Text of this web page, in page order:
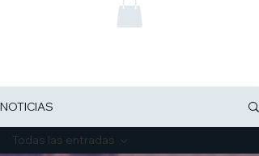
NOTICIAS
Todas las entradas